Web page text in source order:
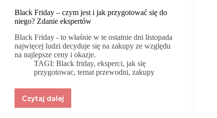
Black Friday – czym jest i jak przygotować się do
niego? Zdanie ekspertów
Black Friday - to właśnie w te ostatnie dni listopada
najwięcej ludzi decyduje się na zakupy ze względu
na najlepsze ceny i okazje.
TAGI: Black friday,eksperci,jak się
przygotowac, temat przewodni, zakupy
Czytaj dalej
Black